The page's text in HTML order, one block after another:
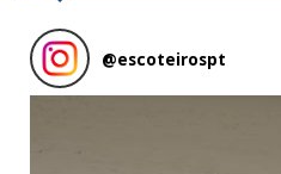
@escoteirospt